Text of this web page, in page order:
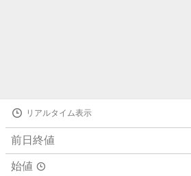
リアルタイム表示
前日終値
始値